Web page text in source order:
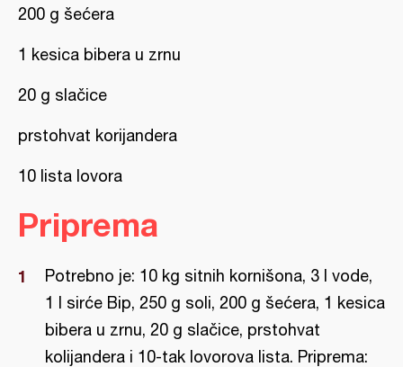
200 g šećera
1 kesica bibera u zrnu
20 g slačice
prstohvat korijandera
10 lista lovora
Priprema
Potrebno je: 10 kg sitnih kornišona, 3 l vode,
1 l sirće Bip, 250 g soli, 200 g šećera, 1 kesica
bibera u zrnu, 20 g slačice, prstohvat
kolijandera i 10-tak lovorova lista. Priprema: